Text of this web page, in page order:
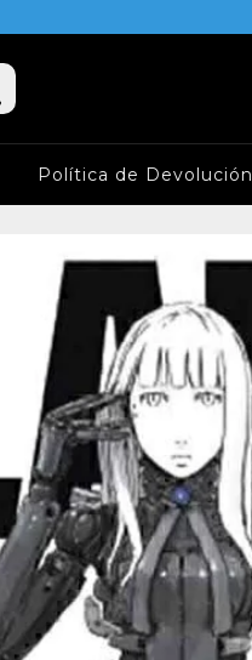
Política de Devolución